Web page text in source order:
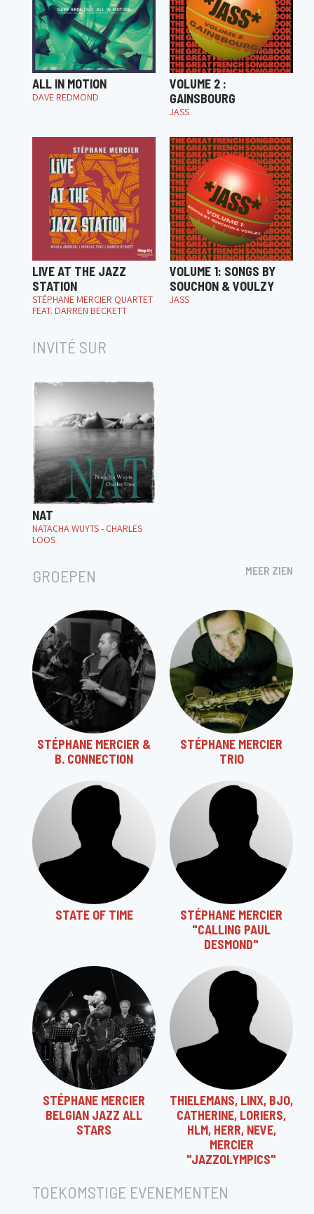
ALL IN MOTION
DAVE REDMOND
VOLUME 2 :
GAINSBOURG
JASS
LIVE AT THE JAZZ
STATION
STÉPHANE MERCIER QUARTET
FEAT. DARREN BECKETT
VOLUME 1: SONGS BY
SOUCHON & VOULZY
JASS
INVITÉ SUR
NAT
NATACHA WUYTS - CHARLES
LOOS
GROEPEN MEER ZIEN
STÉPHANE MERCIER &
B. CONNECTION
STÉPHANE MERCIER
TRIO
STATE OF TIME
STÉPHANE MERCIER
"CALLING PAUL
DESMOND"
STÉPHANE MERCIER
BELGIAN JAZZ ALL
STARS
THIELEMANS, LINX, BJO,
CATHERINE, LORIERS,
HLM, HERR, NEVE,
MERCIER
"JAZZOLYMPICS"
TOEKOMSTIGE EVENEMENTEN